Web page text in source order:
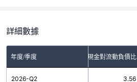
詳細數據
年度/季度 營業現金對流動負債比
2026-Q2 3.56